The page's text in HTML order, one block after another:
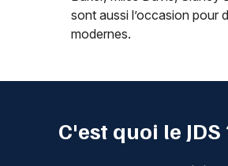
sont aussi l’occasion pour
modernes.
C'est quoi le JDS